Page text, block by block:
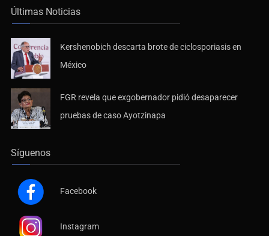
Últimas Noticias
Kershenobich descarta brote de ciclosporiasis en
México
FGR revela que exgobernador pidió desaparecer
pruebas de caso Ayotzinapa
Síguenos
Facebook
Instagram